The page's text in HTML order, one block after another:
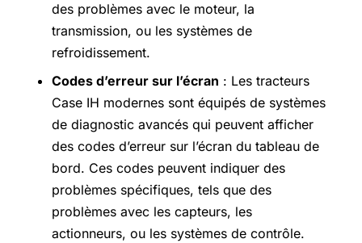
des problèmes avec le moteur, la
transmission, ou les systèmes de
refroidissement.
Codes d’erreur sur l’écran : Les tracteurs
Case IH modernes sont équipés de systèmes
de diagnostic avancés qui peuvent afficher
des codes d’erreur sur l’écran du tableau de
bord. Ces codes peuvent indiquer des
problèmes spécifiques, tels que des
problèmes avec les capteurs, les
actionneurs, ou les systèmes de contrôle.